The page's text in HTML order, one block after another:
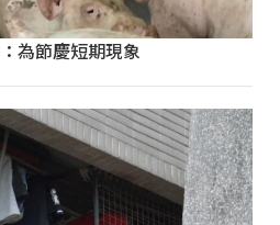
為節慶短期現象